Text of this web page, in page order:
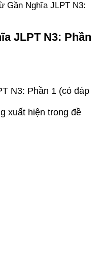
Gần Nghĩa JLPT N3:
JLPT N3: Phần
N3: Phần 1 (có đáp
xuất hiện trong đề